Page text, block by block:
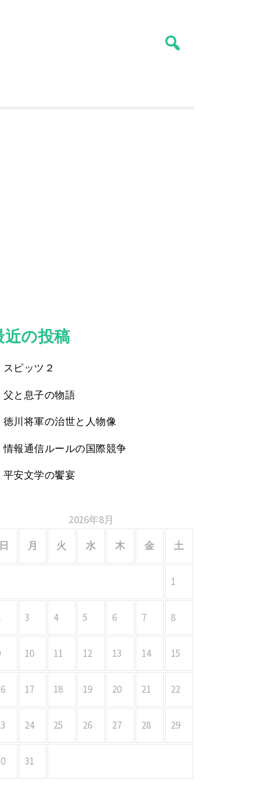
近の投稿
スピッツ２
父と息子の物語
徳川将軍の治世と人物像
情報通信ルールの国際競争
平安文学の饗宴
2026年8月
月 火 水 木 金 土
1
3 4 5 6 7 8
10 11 12 13 14 15
17 18 19 20 21 22
24 25 26 27 28 29
31